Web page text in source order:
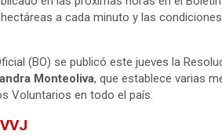
a cada minuto y las
(BO) se publicó este jueves la
Monteoliva, que establece varias
Voluntarios en todo el país.